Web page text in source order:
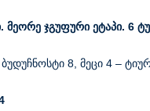
მეორე ჯგუფური ეტაპი. 6
8, მეცი 4 –